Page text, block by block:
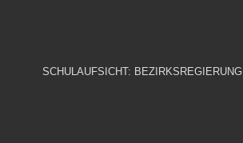
SCHULAUFSICHT: